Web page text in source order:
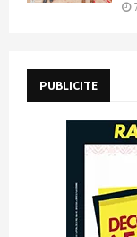
PUBLICITE